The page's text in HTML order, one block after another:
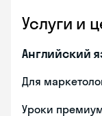
Услуги и
Английский
Для
Уроки